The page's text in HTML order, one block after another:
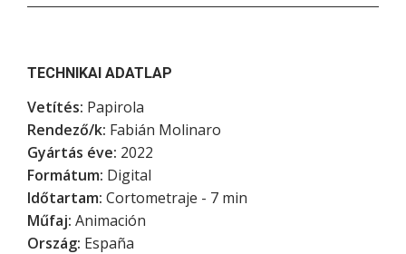
TECHNIKAI ADATLAP
Vetítés: Papirola
Rendező/k: Fabián Molinaro
Gyártás éve: 2022
Formátum: Digital
Időtartam: Cortometraje - 7 min
Műfaj: Animación
Ország: España